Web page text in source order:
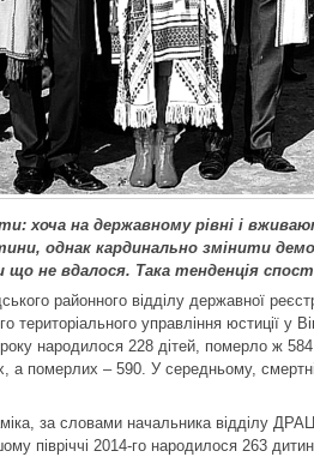
хоча на державному рівні і
однак кардинально змінити
що не вдалося. Така тенденція
районного відділу державної
територіального управління юстиції у
року народилося 228 дітей, померло ж
а померлих – 590. У середньому,
за словами начальника відділу
півріччі 2014-го народилося 263